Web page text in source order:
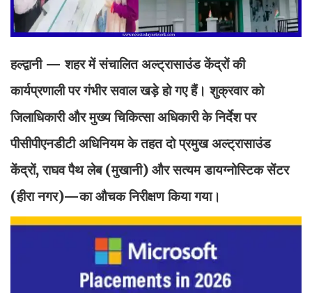
हल्द्वानी — शहर में संचालित अल्ट्रासाउंड केंद्रों की
कार्यप्रणाली पर गंभीर सवाल खड़े हो गए हैं। शुक्रवार को
जिलाधिकारी और मुख्य चिकित्सा अधिकारी के निर्देश पर
पीसीपीएनडीटी अधिनियम के तहत दो प्रमुख अल्ट्रासाउंड
केंद्रों, राघव पैथ लेब (मुखानी) और सत्यम डायग्नोस्टिक सेंटर
(हीरा नगर)—का औचक निरीक्षण किया गया।